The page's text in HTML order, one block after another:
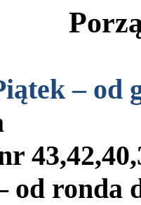
– od
ronda